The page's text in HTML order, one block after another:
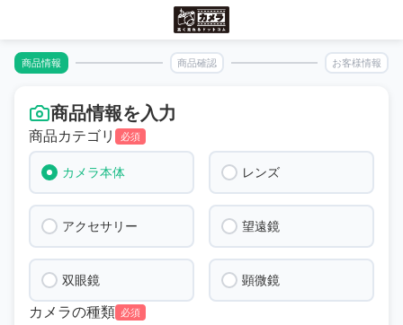
商品情報 商品確認 お客様情報
商品情報を入力
商品カテゴリ 必須
カメラ本体 レンズ
アクセサリー 望遠鏡
双眼鏡 顕微鏡
カメラの種類 必須